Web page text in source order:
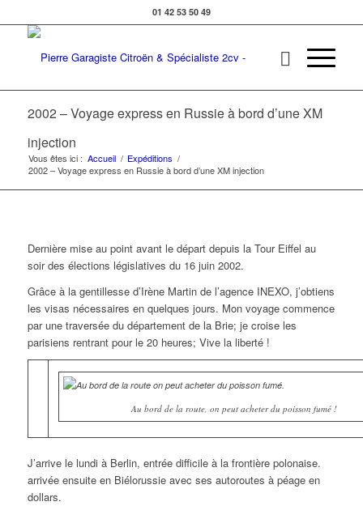
01 42 53 50 49
2002 – Voyage express en Russie à bord d’une XM
injection
Vous êtes ici : Accueil / Expéditions /
2002 – Voyage express en Russie à bord d’une XM injection
Dernière mise au point avant le départ depuis la Tour Eiffel au
soir des élections législatives du 16 juin 2002.
Grâce à la gentillesse d’Irène Martin de l’agence INEXO, j’obtiens
les visas nécessaires en quelques jours. Mon voyage commence
par une traversée du département de la Brie; je croise les
parisiens rentrant pour le 20 heures; Vive la liberté !
Au bord de la route, on peut acheter du poisson fumé !
J’arrive le lundi à Berlin, entrée difficile à la frontière polonaise.
arrivée ensuite en Biélorussie avec ses autoroutes à péage en
dollars.